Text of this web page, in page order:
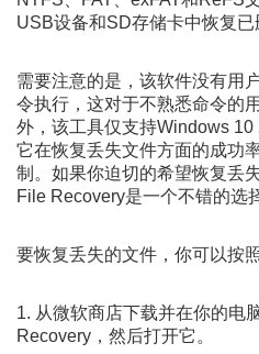
USB设备和SD存储卡中恢复已
需要注意的是，该软件没有用
令执行，这对于不熟悉命令的
外，该工具仅支持Windows
它在恢复丢失文件方面的成功
制。如果你迫切的希望恢复丢
File Recovery是一个不错的选
要恢复丢失的文件，你可以按
1. 从微软商店下载并在你的电
Recovery，然后打开它。